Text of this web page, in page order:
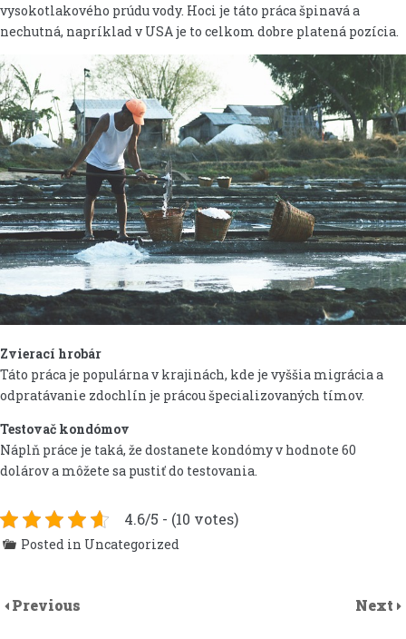
vysokotlakového prúdu vody. Hoci je táto práca špinavá a
nechutná, napríklad v USA je to celkom dobre platená pozícia.
Zvierací hrobár
Táto práca je populárna v krajinách, kde je vyššia migrácia a
odpratávanie zdochlín je prácou špecializovaných tímov.
Testovač kondómov
Náplň práce je taká, že dostanete kondómy v hodnote 60
dolárov a môžete sa pustiť do testovania.
4.6/5 - (10 votes)
Posted in Uncategorized
Previous Next